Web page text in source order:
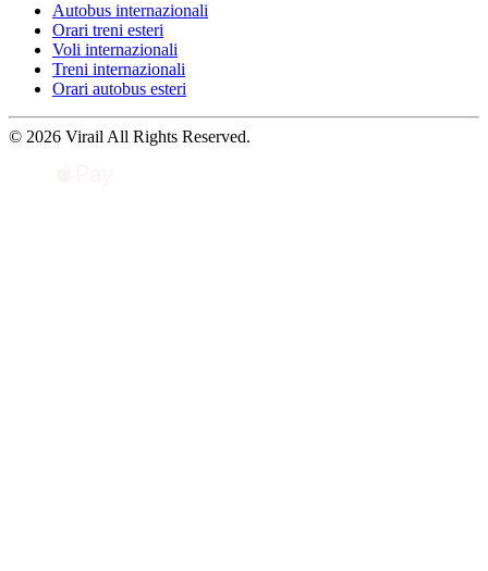
Autobus internazionali
Orari treni esteri
Voli internazionali
Treni internazionali
Orari autobus esteri
© 2026 Virail All Rights Reserved.